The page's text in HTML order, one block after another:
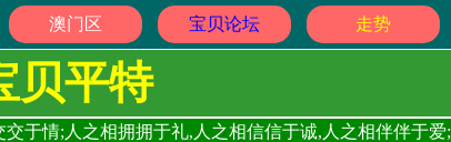
澳门区 宝贝论坛 走势
贝平特
于情;人之相拥拥于礼,人之相信信于诚,人之相伴伴于爱;